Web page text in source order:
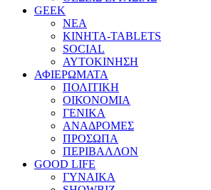
GEEK
ΝΕΑ
ΚΙΝΗΤΑ-TABLETS
SOCIAL
ΑΥΤΟΚΙΝΗΣΗ
ΑΦΙΕΡΩΜΑΤΑ
ΠΟΛΙΤΙΚΗ
ΟΙΚΟΝΟΜΙΑ
ΓΕΝΙΚΑ
ΑΝΑΔΡΟΜΕΣ
ΠΡΟΣΩΠΑ
ΠΕΡΙΒΑΛΛΟΝ
GOOD LIFE
ΓΥΝΑΙΚΑ